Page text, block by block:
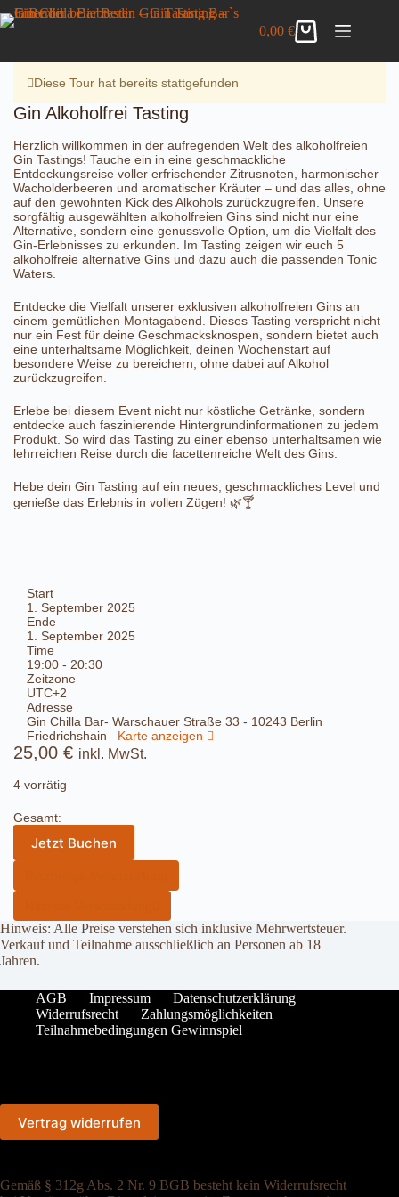
Zum
Inhalt
Gin Alkoholfrei Tasting
Details anzeigen
Warenkorb
0,00€
Diese Tour hat bereits stattgefunden
Gin Alkoholfrei Tasting
Herzlich willkommen in der aufregenden Welt des alkoholfreien
Gin Tastings! Tauche ein in eine geschmackliche
Entdeckungsreise voller erfrischender Zitrusnoten, harmonischer
Wacholderbeeren und aromatischer Kräuter – und das alles, ohne
auf den gewohnten Kick des Alkohols zurückzugreifen. Unsere
sorgfältig ausgewählten alkoholfreien Gins sind nicht nur eine
Alternative, sondern eine genussvolle Option, um die Vielfalt des
Gin-Erlebnisses zu erkunden. Im Tasting zeigen wir euch 5
alkoholfreie alternative Gins und dazu auch die passenden Tonic
Waters.
Entdecke die Vielfalt unserer exklusiven alkoholfreien Gins an
einem gemütlichen Montagabend. Dieses Tasting verspricht nicht
nur ein Fest für deine Geschmacksknospen, sondern bietet auch
eine unterhaltsame Möglichkeit, deinen Wochenstart auf
besondere Weise zu bereichern, ohne dabei auf Alkohol
zurückzugreifen.
Erlebe bei diesem Event nicht nur köstliche Getränke, sondern
entdecke auch faszinierende Hintergrundinformationen zu jedem
Produkt. So wird das Tasting zu einer ebenso unterhaltsamen wie
lehrreichen Reise durch die facettenreiche Welt des Gins.
Hebe dein Gin Tasting auf ein neues, geschmackliches Level und
genieße das Erlebnis in vollen Zügen! 🌿🍸
Start
1. September 2025
Ende
1. September 2025
Time
19:00 - 20:30
Zeitzone
UTC+2
Adresse
Gin Chilla Bar- Warschauer Straße 33 - 10243 Berlin
Friedrichshain Karte anzeigen
25,00 € inkl. MwSt.
4 vorrätig
Gesamt:
Jetzt Buchen
Hinweis: Alle Preise verstehen sich inklusive Mehrwertsteuer.
Verkauf und Teilnahme ausschließlich an Personen ab 18
Jahren.
AGB Impressum
Datenschutzerklärung
Widerrufsrecht
Zahlungsmöglichkeiten
Teilnahmebedingungen Gewinnspiel
Vertrag widerrufen
Gemäß § 312g Abs. 2 Nr. 9 BGB besteht kein Widerrufsrecht